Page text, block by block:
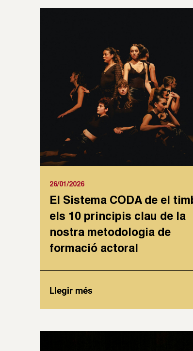
26/01/2026
El Sistema CODA de el
els 10 principis clau de la
nostra metodologia de
formació actoral
Llegir més